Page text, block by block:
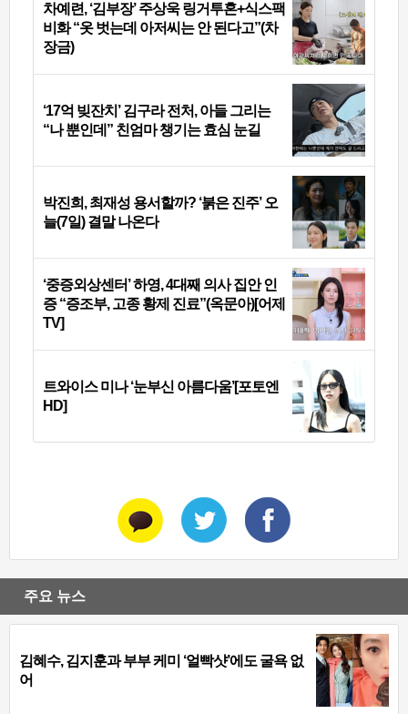
차예련, ‘김부장’ 주상욱 링거투혼+식스팩
비화 “옷 벗는데 아저씨는 안 된다고”(차
장금)
‘17억 빚잔치’ 김구라 전처, 아들 그리는
“나 뿐인데” 친엄마 챙기는 효심 눈길
박진희, 최재성 용서할까? ‘붉은 진주’ 오
늘(7일) 결말 나온다
‘중증외상센터’ 하영, 4대째 의사 집안 인
증 “증조부, 고종 황제 진료”(옥문아)[어제
TV]
트와이스 미나 ‘눈부신 아름다움’[포토엔
HD]
주요 뉴스
김혜수, 김지훈과 부부 케미 ‘얼빡샷’에도 굴욕 없
어